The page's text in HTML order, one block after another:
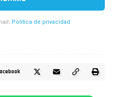
Politica de privacidad